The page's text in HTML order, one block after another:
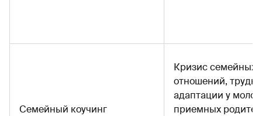
Семейный коучинг
Кризис семейных
отношений,
адаптации у
приемных